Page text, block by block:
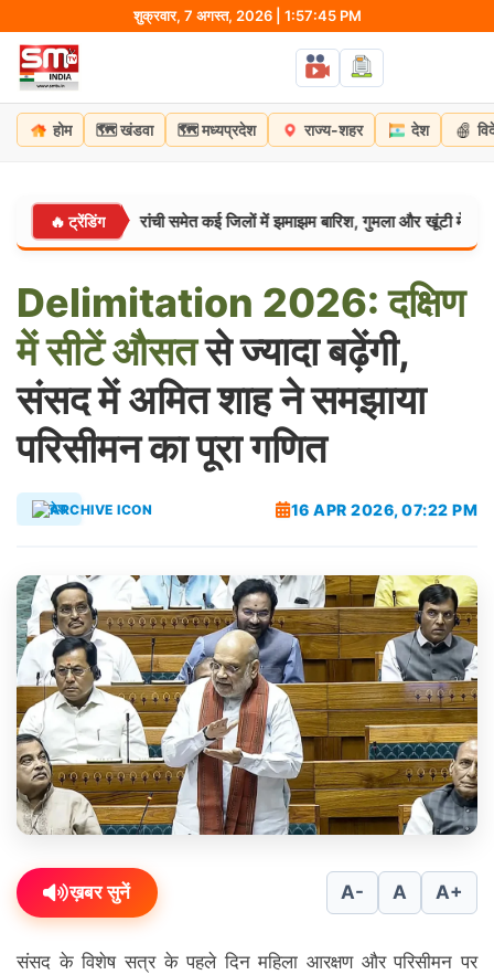
content
शुक्रवार, 7 अगस्त, 2026 | 1:57:46 PM
होम 🗺️ खंडवा 🗺️ मध्यप्रदेश राज्य-शहर देश
🔥 ट्रेंडिंग
रांची समेत कई जिलों में झमाझम बारिश, गुमला और खूंटी में भारी बारिश का
Delimitation 2026: दक्षिण
मेंसीटेंऔसतसे ज्यादा बढ़ेंगी,
संसद में अमित शाह ने समझाया
परिसीमन का पूरा गणित
देश 16 APR 2026, 07:22 PM
ख़बर सुनें A- A A+
संसद के विशेष सत्र के पहले दिन महिला आरक्षण और परिसीमन पर